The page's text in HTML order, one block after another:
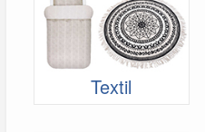
Textil